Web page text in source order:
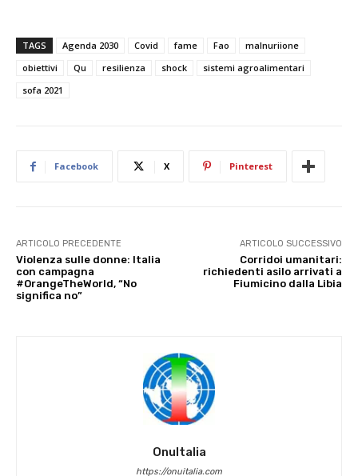
TAGS Agenda 2030 Covid fame Fao
malnuriione
obiettivi
Qu resilienza shock
sistemi agroalimentari
sofa 2021
Facebook X Pinterest
ARTICOLO PRECEDENTE
Violenza sulle donne: Italia
con campagna
#OrangeTheWorld, “No
significa no”
ARTICOLO SUCCESSIVO
Corridoi umanitari:
richiedenti asilo arrivati a
Fiumicino dalla Libia
OnuItalia
https://onuitalia.com